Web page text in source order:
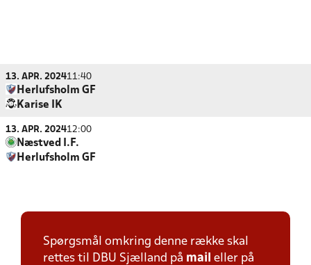
13. APR. 202411:40
Herlufsholm GF
Karise IK
13. APR. 202412:00
Næstved I.F.
Herlufsholm GF
Spørgsmål omkring denne række skal
rettes til DBU Sjælland på mail eller på